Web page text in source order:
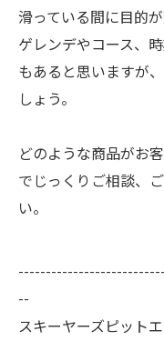
滑っている間に目的
ゲレンデやコース、
もあると思いますが
しょう。
どのような商品がお
でじっくりご相談、
い。
--
スキーヤーズピット